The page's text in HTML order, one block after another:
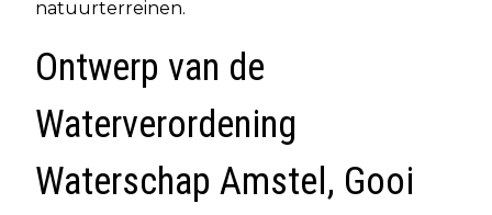
natuurterreinen.
Ontwerp van de
Waterverordening
Waterschap Amstel, Gooi